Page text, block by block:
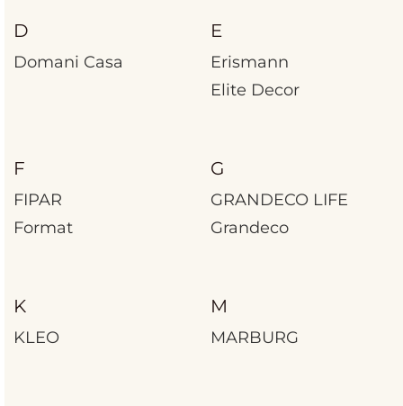
D
Domani Casa
E
Erismann
Elite Decor
F
FIPAR
Format
G
GRANDECO LIFE
Grandeco
K
KLEO
M
MARBURG